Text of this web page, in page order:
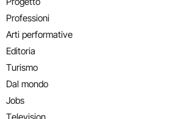
Professioni
Arti performative
Editoria
Turismo
Dal mondo
Jobs
Television